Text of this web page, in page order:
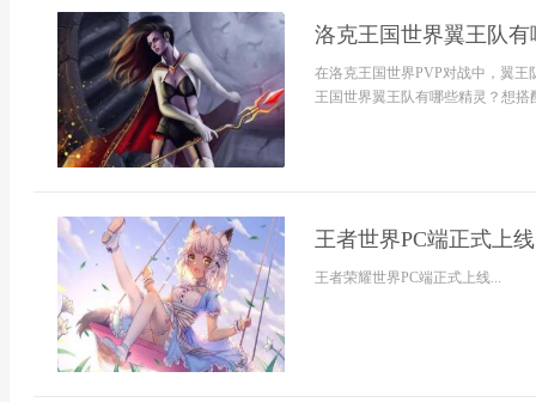
洛克王国世界翼王队有
在洛克王国世界PVP对战中，翼
王国世界翼王队有哪些精灵？想
王者世界PC端正式上
王者荣耀世界PC端正式上线...